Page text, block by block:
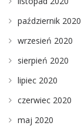
październik 2020
wrzesień 2020
sierpień 2020
lipiec 2020
czerwiec 2020
maj 2020